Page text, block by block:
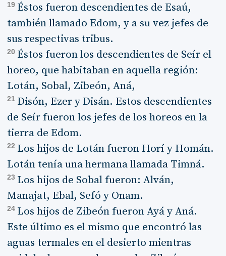
19 Éstos fueron descendientes de Esaú,
también llamado Edom, y a su vez jefes de
sus respectivas tribus.
20 Éstos fueron los descendientes de Seír el
horeo, que habitaban en aquella región:
Lotán, Sobal, Zibeón, Aná,
21 Disón, Ezer y Disán. Estos descendientes
de Seír fueron los jefes de los horeos en la
tierra de Edom.
22 Los hijos de Lotán fueron Horí y Homán.
Lotán tenía una hermana llamada Timná.
23 Los hijos de Sobal fueron: Alván,
Manajat, Ebal, Sefó y Onam.
24 Los hijos de Zibeón fueron Ayá y Aná.
Este último es el mismo que encontró las
aguas termales en el desierto mientras